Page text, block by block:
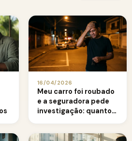
16/04/2026
Meu carro foi roubado
e a seguradora pede
investigação: quanto